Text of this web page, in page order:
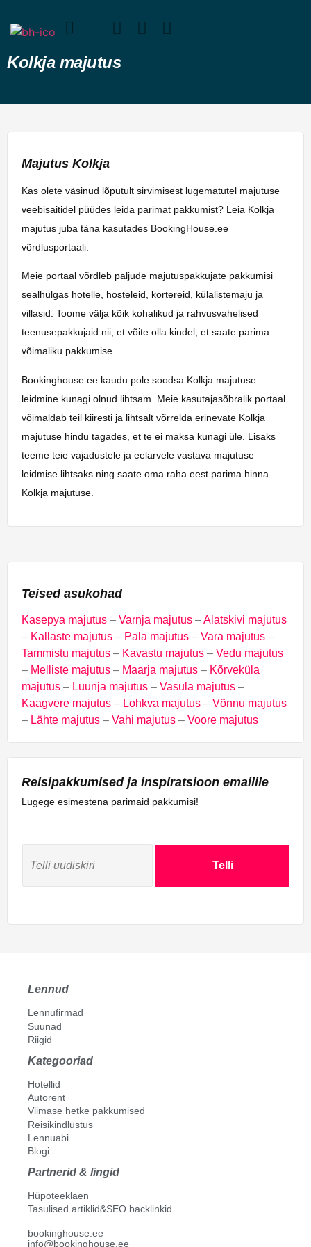
Kolkja majutus
Majutus Kolkja
Kas olete väsinud lõputult sirvimisest lugematutel majutuse
veebisaitidel püüdes leida parimat pakkumist? Leia Kolkja
majutus juba täna kasutades BookingHouse.ee
võrdlusportaali.
Meie portaal võrdleb paljude majutuspakkujate pakkumisi
sealhulgas hotelle, hosteleid, kortereid, külalistemaju ja
villasid. Toome välja kõik kohalikud ja rahvusvahelised
teenusepakkujaid nii, et võite olla kindel, et saate parima
võimaliku pakkumise.
Bookinghouse.ee kaudu pole soodsa Kolkja majutuse
leidmine kunagi olnud lihtsam. Meie kasutajasõbralik portaal
võimaldab teil kiiresti ja lihtsalt võrrelda erinevate Kolkja
majutuse hindu tagades, et te ei maksa kunagi üle. Lisaks
teeme teie vajadustele ja eelarvele vastava majutuse
leidmise lihtsaks ning saate oma raha eest parima hinna
Kolkja majutuse.
Teised asukohad
Kasepya majutus – Varnja majutus –Alatskivi majutus
– Kallaste majutus – Pala majutus – Vara majutus –
Tammistu majutus – Kavastu majutus – Vedu majutus
– Melliste majutus – Maarja majutus – Kõrveküla
majutus – Luunja majutus – Vasula majutus –
Kaagvere majutus – Lohkva majutus – Võnnu majutus
– Lähte majutus – Vahi majutus – Voore majutus
Reisipakkumised ja inspiratsioon emailile
Lugege esimestena parimaid pakkumisi!
Telli
Lennud
Lennufirmad
Suunad
Riigid
Kategooriad
Hotellid
Autorent
Viimase hetke pakkumised
Reisikindlustus
Lennuabi
Blogi
Partnerid & lingid
Hüpoteeklaen
Tasulised artiklid&SEO backlinkid
bookinghouse.ee
info@bookinghouse.ee